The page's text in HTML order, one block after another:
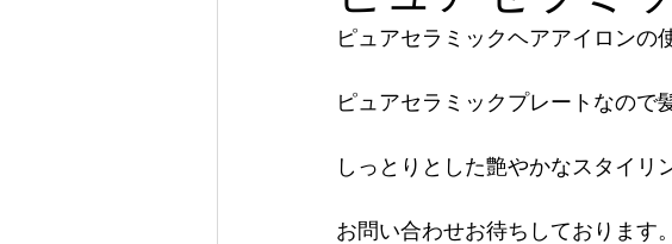
ピュアセラミックヘアアイロンの
ピュアセラミックプレートなので
しっとりとした艶やかなスタイリ
お問い合わせお待ちしております。